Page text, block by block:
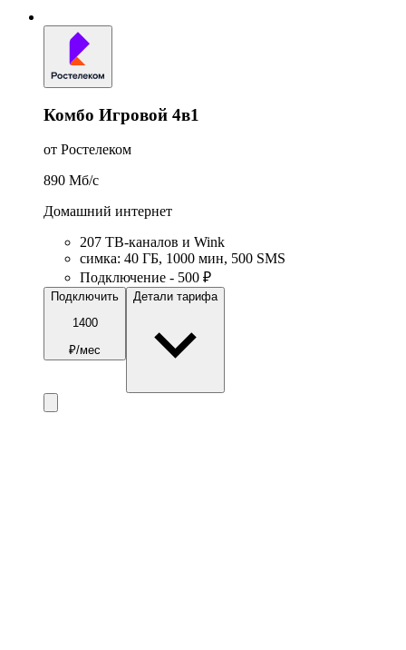
Комбо Игровой 4в1
от Ростелеком
890 Мб/c
Домашний интернет
207 ТВ-каналов и Wink
симка: 40 ГБ, 1000 мин, 500 SMS
Подключение - 500 ₽
Подключить
1400
₽/мес
Детали тарифа